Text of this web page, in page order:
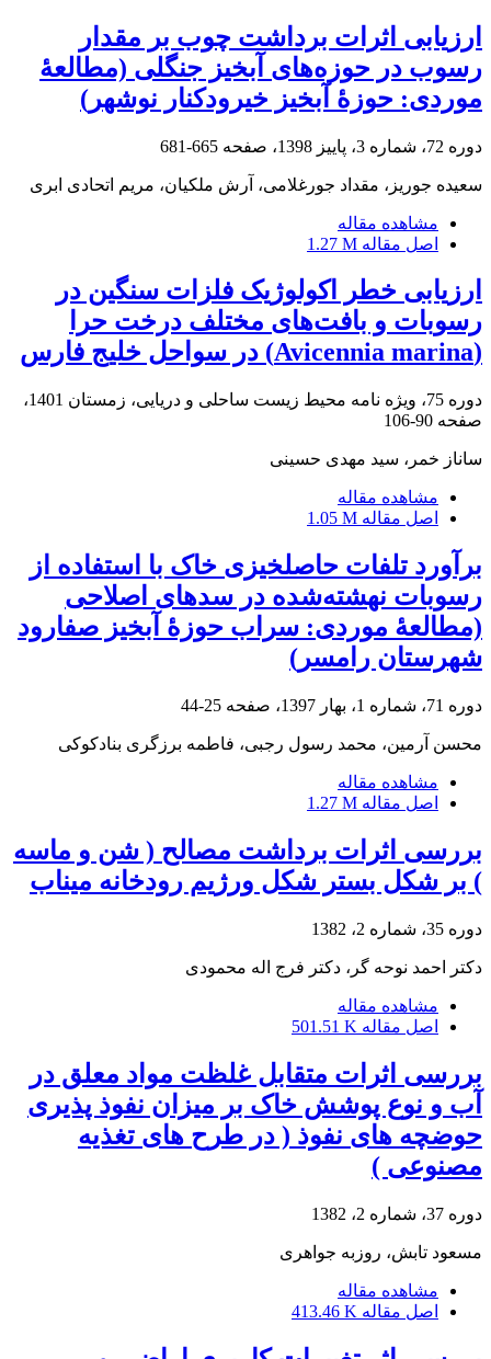
ارزیابی اثرات برداشت چوب بر مقدار
رسوب در حوزه‌های آبخیز جنگلی (مطالعۀ
موردی: حوزۀ آبخیز خیرودکنار نوشهر)
دوره 72، شماره 3، پاییز 1398، صفحه 665-681
سعیده جوریز، مقداد جورغلامی، آرش ملکیان، مریم اتحادی ابری
مشاهده مقاله
اصل مقاله 1.27 M
ارزیابی خطر اکولوژیک فلزات سنگین در
رسوبات و بافت‌های مختلف درخت حرا
(Avicennia marina) در سواحل خلیج فارس
دوره 75، ویژه نامه محیط زیست ساحلی و دریایی، زمستان 1401،
صفحه 90-106
ساناز خمر، سید مهدی حسینی
مشاهده مقاله
اصل مقاله 1.05 M
برآورد تلفات حاصلخیزی خاک با استفاده از
رسوبات نهشته‌شده در سدهای اصلاحی
(مطالعۀ موردی: سراب حوزۀ آبخیز صفارود
شهرستان رامسر)
دوره 71، شماره 1، بهار 1397، صفحه 25-44
محسن آرمین، محمد رسول رجبی، فاطمه برزگری بنادکوکی
مشاهده مقاله
اصل مقاله 1.27 M
بررسی اثرات برداشت مصالح ( شن و ماسه
) بر شکل بستر شکل ورژیم رودخانه میناب
دوره 35، شماره 2، 1382
دکتر احمد نوحه گر، دکتر فرج اله محمودی
مشاهده مقاله
اصل مقاله 501.51 K
بررسی اثرات متقابل غلظت مواد معلق در
آب و نوع پوشش خاک بر میزان نفوذ پذیری
حوضچه های نفوذ ( در طرح های تغذیه
مصنوعی )
دوره 37، شماره 2، 1382
مسعود تابش، روزبه جواهری
مشاهده مقاله
اصل مقاله 413.46 K